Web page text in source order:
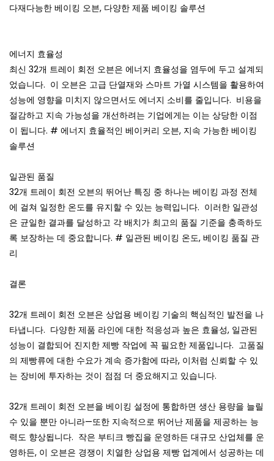
다재다능한 베이킹 오븐, 다양한 제품 베이킹 솔루션
에너지 효율성
최신 32개 트레이 회전 오븐은 에너지 효율성을 염두에 두고 설계되
었습니다. 이 오븐은 고급 단열재와 스마트 가열 시스템을 활용하여
성능에 영향을 미치지 않으면서도 에너지 소비를 줄입니다. 비용을
절감하고 지속 가능성을 개선하려는 기업에게는 이는 상당한 이점
이 됩니다. # 에너지 효율적인 베이커리 오븐, 지속 가능한 베이킹
솔루션
일관된 품질
32개 트레이 회전 오븐의 뛰어난 특징 중 하나는 베이킹 과정 전체
에 걸쳐 일정한 온도를 유지할 수 있는 능력입니다. 이러한 일관성
은 균일한 결과를 달성하고 각 배치가 최고의 품질 기준을 충족하도
록 보장하는 데 중요합니다. # 일관된 베이킹 온도, 베이킹 품질 관
리
결론
32개 트레이 회전 오븐은 상업용 베이킹 기술의 핵심적인 발전을 나
타냅니다. 다양한 제품 라인에 대한 적응성과 높은 효율성, 일관된
성능이 결합되어 진지한 제빵 작업에 꼭 필요한 제품입니다. 고품질
의 제빵류에 대한 수요가 계속 증가함에 따라, 이처럼 신뢰할 수 있
는 장비에 투자하는 것이 점점 더 중요해지고 있습니다.
32개 트레이 회전 오븐을 베이킹 설정에 통합하면 생산 용량을 늘릴
수 있을 뿐만 아니라—또한 지속적으로 뛰어난 제품을 제공하는 능
력도 향상됩니다. 작은 부티크 빵집을 운영하든 대규모 산업체를 운
영하든, 이 오븐은 경쟁이 치열한 상업용 제빵 업계에서 성공하는 데